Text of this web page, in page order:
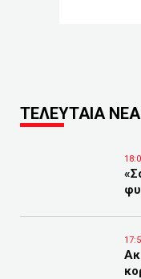
ΤΕΛΕΥΤΑΙΑ ΝΕΑ